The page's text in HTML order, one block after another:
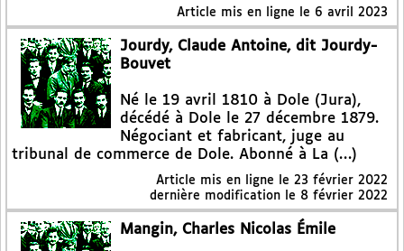
Article mis en ligne le 6 avril 2023
Jourdy, Claude Antoine, dit Jourdy-
Bouvet
Né le 19 avril 1810 à Dole (Jura),
décédé à Dole le 27 décembre 1879.
Négociant et fabricant, juge au
tribunal de commerce de Dole. Abonné à La (…)
Article mis en ligne le 23 février 2022
dernière modification le 8 février 2022
Mangin, Charles Nicolas Émile